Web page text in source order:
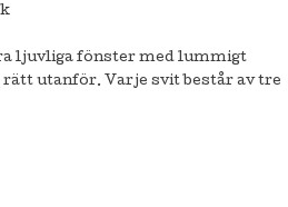
ljuvliga fönster med lummigt
utanför. Varje svit består av tre